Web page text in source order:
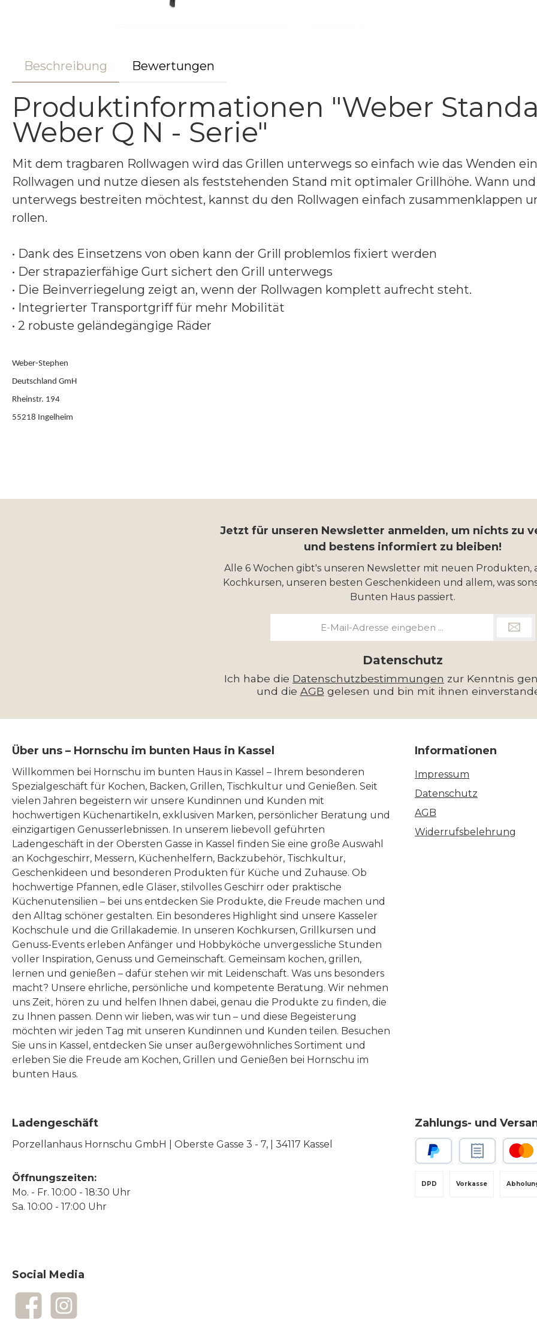
Beschreibung Bewertungen
Produktinformationen "Weber
Weber Q N - Serie"
Mit dem tragbaren Rollwagen wird das Grillen unterwegs so einfach wie das Wenden
Rollwagen und nutze diesen als feststehenden Stand mit optimaler Grillhöhe. Wann
unterwegs bestreiten möchtest, kannst du den Rollwagen einfach zusammenklappen
rollen.
• Dank des Einsetzens von oben kann der Grill problemlos fixiert werden
• Der strapazierfähige Gurt sichert den Grill unterwegs
• Die Beinverriegelung zeigt an, wenn der Rollwagen komplett aufrecht steht.
• Integrierter Transportgriff für mehr Mobilität
• 2 robuste geländegängige Räder
Weber-Stephen
Deutschland GmH
Rheinstr. 194
55218 Ingelheim
Jetzt für unseren Newsletter anmelden, um nichts zu
und bestens informiert zu bleiben!
Alle 6 Wochen gibt's unseren Newsletter mit neuen Produkten,
Kochkursen, unseren besten Geschenkideen und allem, was
Bunten Haus passiert.
Datenschutz
Ich habe die Datenschutzbestimmungen zur Kenntnis
und die AGB gelesen und bin mit ihnen
Über uns – Hornschu im bunten Haus in Kassel
Willkommen bei Hornschu im bunten Haus in Kassel – Ihrem besonderen
Spezialgeschäft für Kochen, Backen, Grillen, Tischkultur und Genießen. Seit
vielen Jahren begeistern wir unsere Kundinnen und Kunden mit
hochwertigen Küchenartikeln, exklusiven Marken, persönlicher Beratung und
einzigartigen Genusserlebnissen. In unserem liebevoll geführten
Ladengeschäft in der Obersten Gasse in Kassel finden Sie eine große Auswahl
an Kochgeschirr, Messern, Küchenhelfern, Backzubehör, Tischkultur,
Geschenkideen und besonderen Produkten für Küche und Zuhause. Ob
hochwertige Pfannen, edle Gläser, stilvolles Geschirr oder praktische
Küchenutensilien – bei uns entdecken Sie Produkte, die Freude machen und
den Alltag schöner gestalten. Ein besonderes Highlight sind unsere Kasseler
Kochschule und die Grillakademie. In unseren Kochkursen, Grillkursen und
Genuss-Events erleben Anfänger und Hobbyköche unvergessliche Stunden
voller Inspiration, Genuss und Gemeinschaft. Gemeinsam kochen, grillen,
lernen und genießen – dafür stehen wir mit Leidenschaft. Was uns besonders
macht? Unsere ehrliche, persönliche und kompetente Beratung. Wir nehmen
uns Zeit, hören zu und helfen Ihnen dabei, genau die Produkte zu finden, die
zu Ihnen passen. Denn wir lieben, was wir tun – und diese Begeisterung
möchten wir jeden Tag mit unseren Kundinnen und Kunden teilen. Besuchen
Sie uns in Kassel, entdecken Sie unser außergewöhnliches Sortiment und
erleben Sie die Freude am Kochen, Grillen und Genießen bei Hornschu im
bunten Haus.
Informationen
Impressum
Datenschutz
AGB
Widerrufsbelehrung
Ladengeschäft
Porzellanhaus Hornschu GmbH | Oberste Gasse 3 - 7, | 34117 Kassel
Öffnungszeiten:
Mo. - Fr. 10:00 - 18:30 Uhr
Sa. 10:00 - 17:00 Uhr
Zahlungs- und
Vorkasse
DPD
Social Media
FacebookInstagram